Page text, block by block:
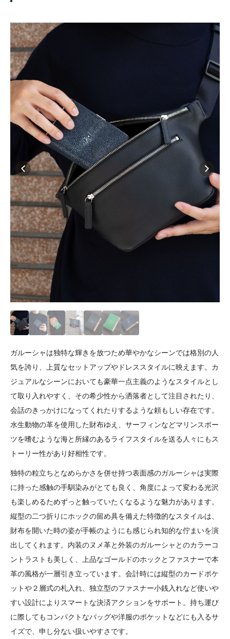
ガルーシャは独特な輝きを放つため華やかなシーンでは格別の人
気を誇り、上質なセットアップやドレススタイルに映えます。カ
ジュアルなシーンにおいても豪華一点主義のようなスタイルとし
て取り入れやすく、その希少性から洒落者として注目されたり、
会話のきっかけになってくれたりするような頼もしい存在です。
水生動物の革を使用した財布ゆえ、サーフィンなどマリンスポー
ツを嗜むような海と所縁のあるライフスタイルを送る人々にもス
トーリー性があり好相性です。
独特の粒立ちとなめらかさを併せ持つ表面感のガルーシャは実際
に持った感触の手馴染みがとても良く、角度によって変わる光沢
も楽しめるためずっと触っていたくなるような魅力があります。
縦型の二つ折りにホックの留め具を備えた特徴的なスタイルは、
財布を開いた時の姿が手帳のようにも感じられ知的な佇まいを演
出してくれます。内装のヌメ革と外装のガルーシャとのカラーコ
ントラストも美しく、上品なゴールドのホックとファスナーで本
革の風格が一層引き立っています。会計時には縦型のカードポケ
ットや２層式の札入れ、独立型のファスナー小銭入れなど使いや
すい設計によりスマートな決済アクションをサポート。持ち運び
に際してもコンパクトなバッグや洋服のポケットなどにも入るサ
イズで、申し分ない扱いやすさです。